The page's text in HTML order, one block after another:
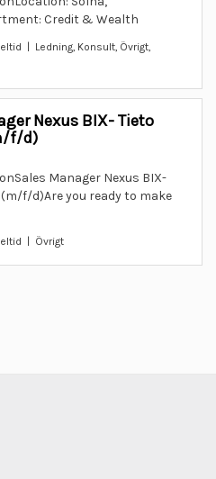
Credit & Wealth
| Ledning, Konsult, Övrigt,
Nexus BIX- Tieto
f/d)
Manager Nexus BIX-
f/d)Are you ready to make
| Övrigt